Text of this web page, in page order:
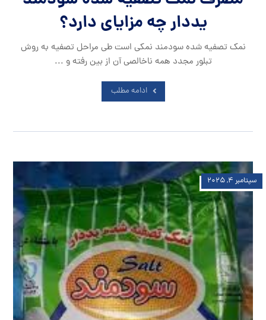
یددار چه مزایای دارد؟
نمک تصفیه شده سودمند نمکی است طی مراحل تصفیه به روش
تبلور مجدد همه ناخالصی آن از بین رفته و ...
ادامه مطلب
سپتامبر ۴, ۲۰۲۵